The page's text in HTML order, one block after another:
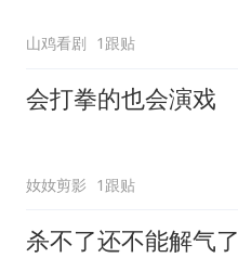
山鸡看剧 1跟贴
会打拳的也会演戏
奻奻剪影 1跟贴
杀不了还不能解气了